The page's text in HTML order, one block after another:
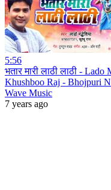
5:56
भतार मारी लाठी लाठी -
Khushboo Raj - Bhojpuri
Wave Music
7 years ago